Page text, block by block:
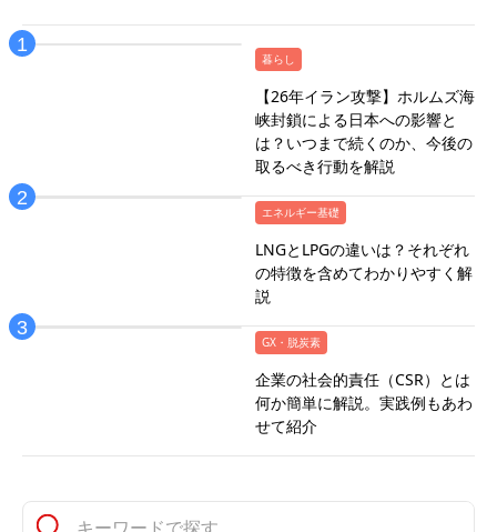
暮らし
【26年イラン攻撃】ホルムズ海
峡封鎖による日本への影響と
は？いつまで続くのか、今後の
取るべき行動を解説
エネルギー基礎
LNGとLPGの違いは？それぞれ
の特徴を含めてわかりやすく解
説
GX・脱炭素
企業の社会的責任（CSR）とは
何か簡単に解説。実践例もあわ
せて紹介